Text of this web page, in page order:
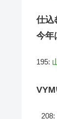
仕込
今年
195:
208: